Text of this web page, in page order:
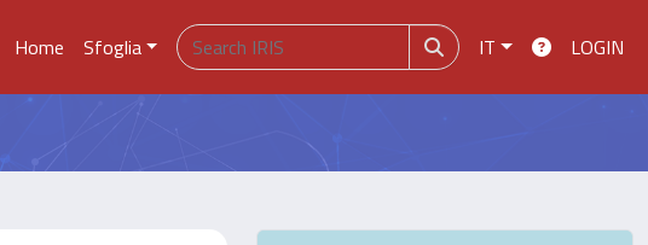
Home Sfoglia IT LOGIN